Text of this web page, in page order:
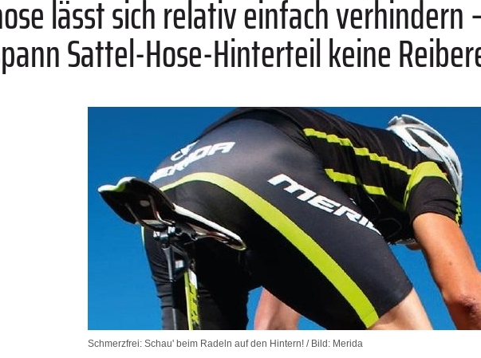
lässt sich relativ einfach verhindern
Sattel-Hose-Hinterteil keine
Schmerzfrei: Schau' beim Radeln auf den Hintern! / Bild: Merida